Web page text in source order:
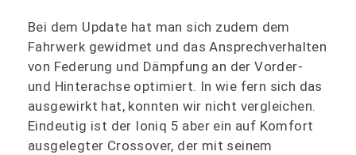
Bei dem Update hat man sich zudem dem
Fahrwerk gewidmet und das Ansprechverhalten
von Federung und Dämpfung an der Vorder-
und Hinterachse optimiert. In wie fern sich das
ausgewirkt hat, konnten wir nicht vergleichen.
Eindeutig ist der Ioniq 5 aber ein auf Komfort
ausgelegter Crossover, der mit seinem